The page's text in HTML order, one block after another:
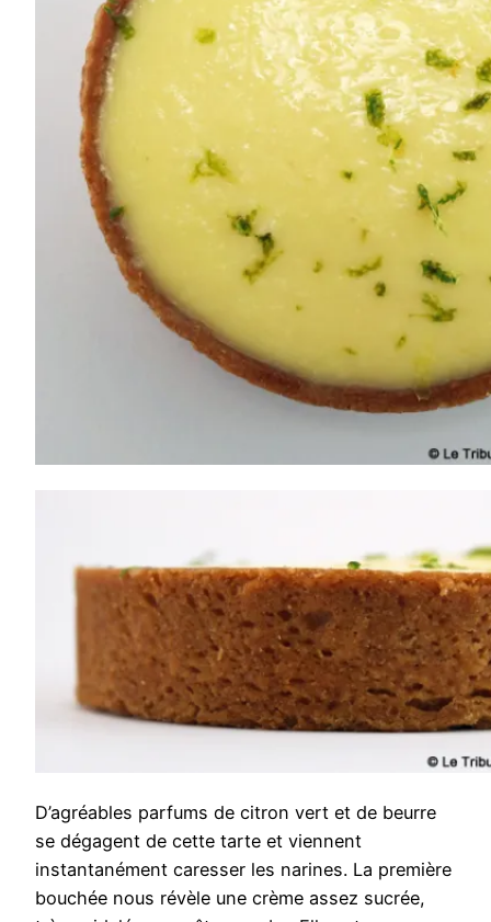
D’agréables parfums de citron vert et de beurre
se dégagent de cette tarte et viennent
instantanément caresser les narines. La première
bouchée nous révèle une crème assez sucrée,